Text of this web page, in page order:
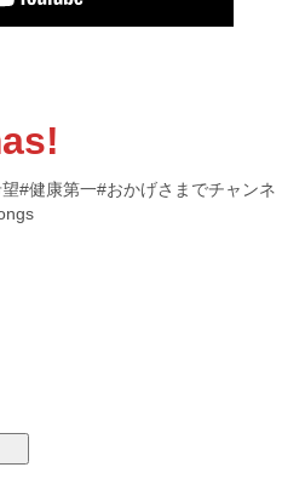
#健康第一#おかげさまでチャンネ